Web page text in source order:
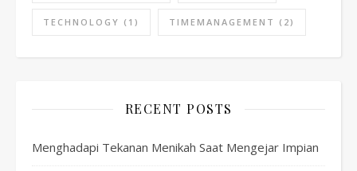
TECHNOLOGY (1) TIMEMANAGEMENT (2)
RECENT POSTS
Menghadapi Tekanan Menikah Saat Mengejar Impian